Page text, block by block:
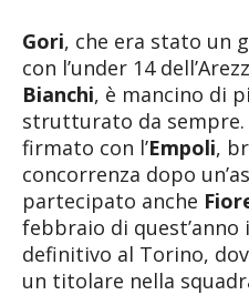
Gori, che era stato un
con l’under 14
Bianchi, è mancino di
strutturato da sempre.
firmato con l’Empoli,
concorrenza dopo
partecipato anche
febbraio di
definitivo al Torino,
un titolare nella